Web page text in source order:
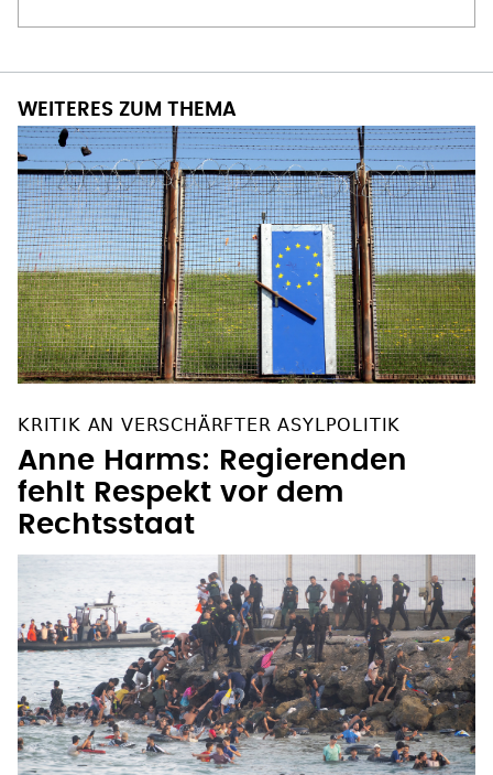
WEITERES ZUM THEMA
KRITIK AN VERSCHÄRFTER ASYLPOLITIK
Anne Harms: Regierenden
fehlt Respekt vor dem
Rechtsstaat